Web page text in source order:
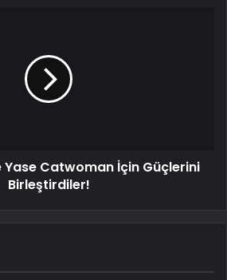
Yase Catwoman İçin Güçlerini
Birleştirdiler!